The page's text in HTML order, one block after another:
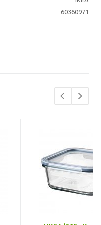
60360971